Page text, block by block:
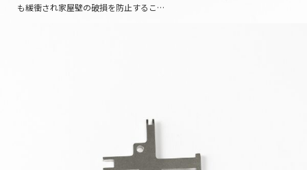
も緩衝され家屋壁の破損を防止するこ…